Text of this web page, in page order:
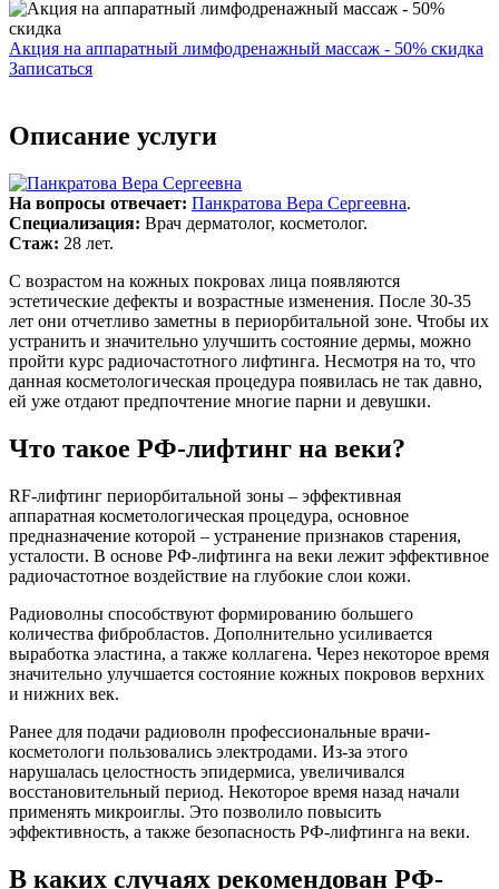
Акция на аппаратный лимфодренажный массаж - 50% скидка
Записаться
Описание услуги
На вопросы отвечает: Панкратова Вера Сергеевна.
Специализация: Врач дерматолог, косметолог.
Стаж: 28 лет.
С возрастом на кожных покровах лица появляются
эстетические дефекты и возрастные изменения. После 30-35
лет они отчетливо заметны в периорбитальной зоне. Чтобы их
устранить и значительно улучшить состояние дермы, можно
пройти курс радиочастотного лифтинга. Несмотря на то, что
данная косметологическая процедура появилась не так давно,
ей уже отдают предпочтение многие парни и девушки.
Что такое РФ-лифтинг на веки?
RF-лифтинг периорбитальной зоны – эффективная
аппаратная косметологическая процедура, основное
предназначение которой – устранение признаков старения,
усталости. В основе РФ-лифтинга на веки лежит эффективное
радиочастотное воздействие на глубокие слои кожи.
Радиоволны способствуют формированию большего
количества фибробластов. Дополнительно усиливается
выработка эластина, а также коллагена. Через некоторое время
значительно улучшается состояние кожных покровов верхних
и нижних век.
Ранее для подачи радиоволн профессиональные врачи-
косметологи пользовались электродами. Из-за этого
нарушалась целостность эпидермиса, увеличивался
восстановительный период. Некоторое время назад начали
применять микроиглы. Это позволило повысить
эффективность, а также безопасность РФ-лифтинга на веки.
В каких случаях рекомендован РФ-